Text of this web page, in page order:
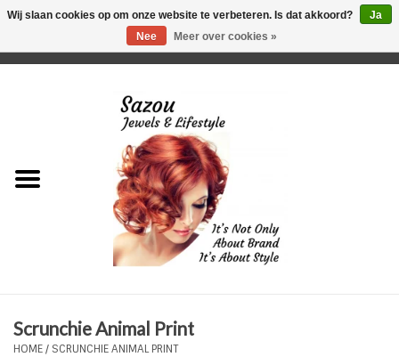
Just for Him
Plus Size Sieraden
Scrunchie Animal Print
HOME/ SCRUNCHIE ANIMAL PRINT
Wij slaan cookies op om onze website te verbeteren. Is dat akkoord?
Ja
Nee
Meer over cookies »